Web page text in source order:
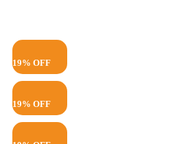
19% OFF
19% OFF